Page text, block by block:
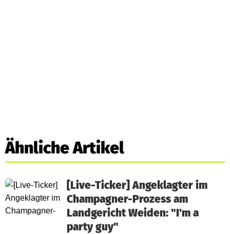
Ähnliche Artikel
[Live-Ticker] Angeklagter im
Champagner-Prozess am
Landgericht Weiden: "I'm a
party guy"